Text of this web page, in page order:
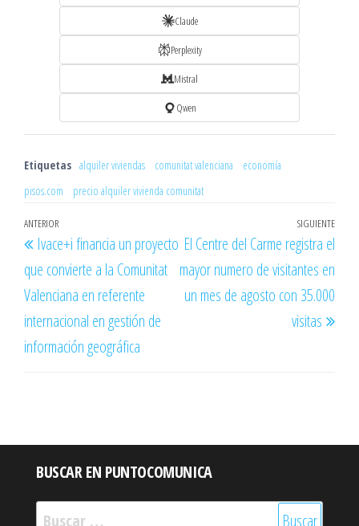
Claude
Perplexity
Mistral
Qwen
Etiquetas alquiler viviendas comunitat valenciana
economía
pisos.com
precio alquiler vivienda comunitat
Navegación
de
entradas
Entrada
anterior
ANTERIOR
Ivace+i financia un proyecto
que convierte a la Comunitat
Valenciana en referente
internacional en gestión de
información geográfica
SIGUIENTE
El Centre del Carme registra el
mayor numero de visitantes en
un mes de agosto con 35.000
visitas
BUSCAR EN PUNTOCOMUNICA
Buscar: